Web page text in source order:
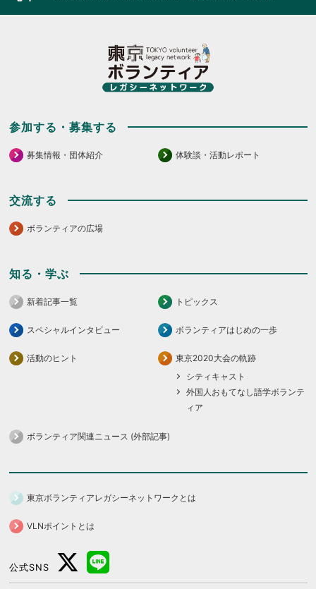
参加する・募集する
募集情報・団体紹介 体験談・活動レポート
交流する
ボランティアの広場
知る・学ぶ
新着記事一覧 トピックス
スペシャルインタビュー ボランティアはじめの一歩
活動のヒント
東京2020大会の軌跡
シティキャスト
外国人おもてなし語学ボランテ
ィア
ボランティア関連ニュース (外部記事)
東京ボランティアレガシーネットワークとは
VLNポイントとは
公式SNS